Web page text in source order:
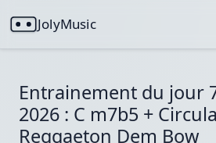
JolyMusic
Entrainement du jour
2026 : C m7b5 +
Reggaeton Dem Bow